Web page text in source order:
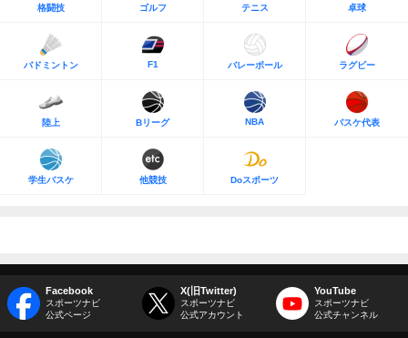
格闘技 ゴルフ テニス 卓球
バドミントン F1 バレーボール ラグビー
陸上 Bリーグ NBA バスケ代表
学生バスケ 他競技 Doスポーツ
Facebook
スポーツナビ
公式ページ
X(旧Twitter)
スポーツナビ
公式アカウント
YouTube
スポーツナビ
公式チャンネル